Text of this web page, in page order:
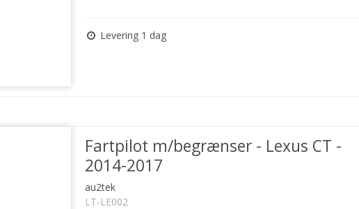
Levering 1 dag
Fartpilot m/begrænser - Lexus CT -
2014-2017
au2tek
LT-LE002